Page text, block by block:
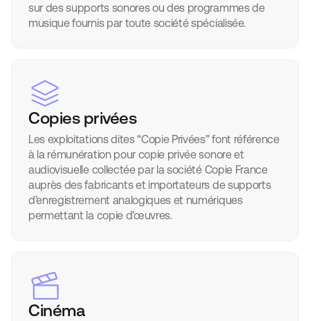
sur des supports sonores ou des programmes de
musique fournis par toute société spécialisée.
Copies privées
Les exploitations dites “Copie Privées” font référence
à la rémunération pour copie privée sonore et
audiovisuelle collectée par la société Copie France
auprès des fabricants et importateurs de supports
d’enregistrement analogiques et numériques
permettant la copie d’œuvres.
Cinéma